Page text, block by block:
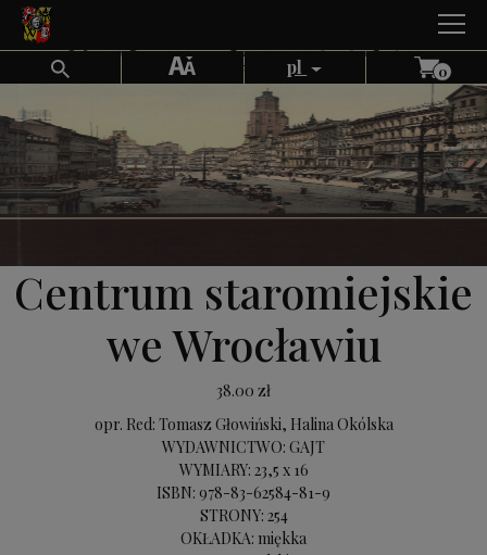
Skip
content
pl 0
Home/ / Centrum staromiejskie we Wrocławiu
Centrum staromiejskie
we Wrocławiu
38.00 zł
opr. Red: Tomasz Głowiński, Halina Okólska
WYDAWNICTWO: GAJT
WYMIARY: 23,5 x 16
ISBN: 978-83-62584-81-9
STRONY: 254
OKŁADKA: miękka